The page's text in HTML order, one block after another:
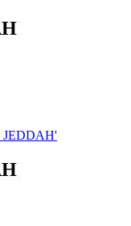
JEDDAH'